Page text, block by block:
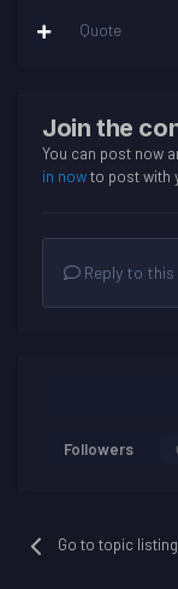
Quote
Join the
You can post now
in nowto post with
Reply to
Followers
Go to topic listing